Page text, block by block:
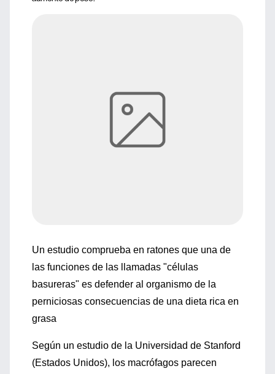
Un estudio comprueba en ratones que una de
las funciones de las llamadas "células
basureras" es defender al organismo de la
perniciosas consecuencias de una dieta rica en
grasa
Según un estudio de la Universidad de Stanford
(Estados Unidos), los macrófagos parecen